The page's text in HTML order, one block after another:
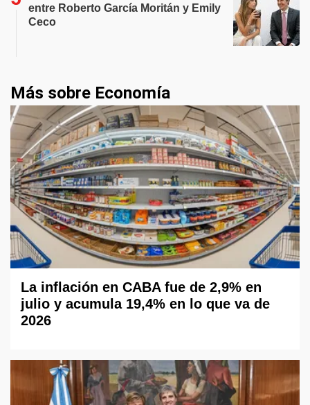
entre Roberto García Moritán y Emily
Ceco
Más sobre Economía
La inflación en CABA fue de 2,9% en
julio y acumula 19,4% en lo que va de
2026